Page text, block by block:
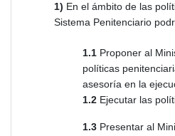
1) En el ámbito de las
Sistema Penitenciario
1.1 Proponer al
políticas
asesoría en la
1.2 Ejecutar las
1.3 Presentar al